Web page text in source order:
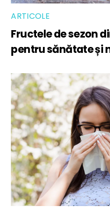
ARTICOLE
Fructele de sezon
pentru sănătate și